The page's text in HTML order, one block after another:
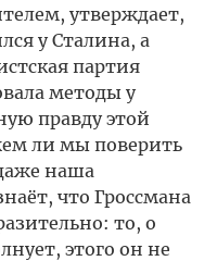
утверждает,
у Сталина, а
партия
методы у
правду этой
ли мы поверить
наша
что Гроссмана
то, о
этого он не